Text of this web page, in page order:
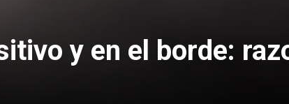
y en el borde: